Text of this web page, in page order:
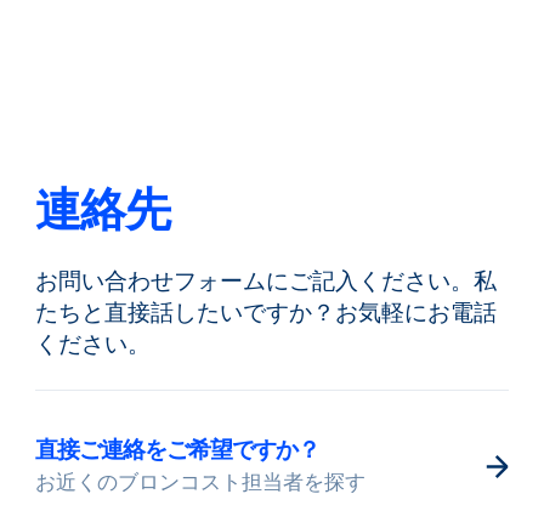
検索 JA
製品紹介
言語を変える
連絡先
お問い合わせフォームにご記入ください。私
たちと直接話したいですか？お気軽にお電話
ください。
直接ご連絡をご希望ですか？
お近くのブロンコスト担当者を探す